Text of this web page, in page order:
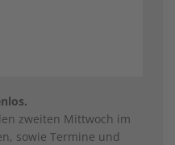
zweiten Mittwoch im
sowie Termine und